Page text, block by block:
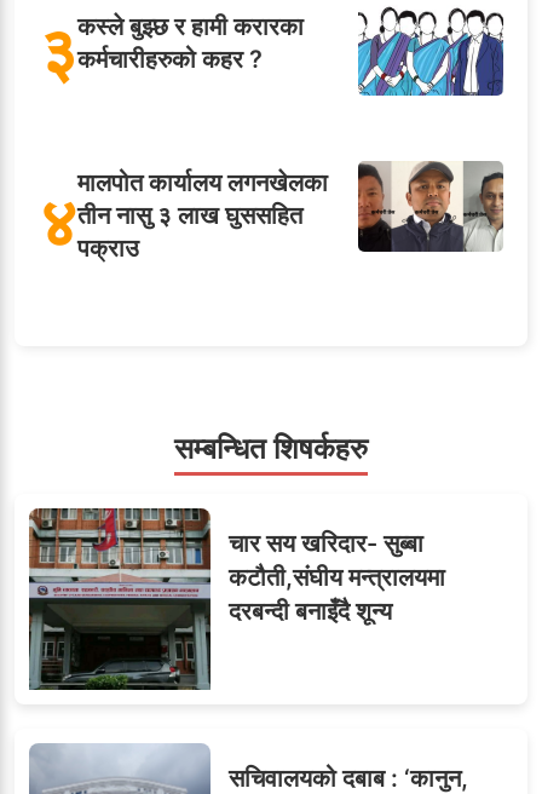
३कस्ले बुझ्छ र हामी करारका
कर्मचारीहरुको कहर ?
४मालपोत कार्यालय लगनखेलका
तीन नासु ३ लाख घुससहित
पक्राउ
६सहसचिवमा प्रथम भएका
विजयकुमार शर्माको लोकसेवा
टिप्स
७
सम्बन्धित शिषर्कहरु
चार सय खरिदार- सुब्बा
कटौती,संघीय मन्त्रालयमा
दरबन्दी बनाइँदै शून्य
सचिवालयको दबाब : ‘कानुन,